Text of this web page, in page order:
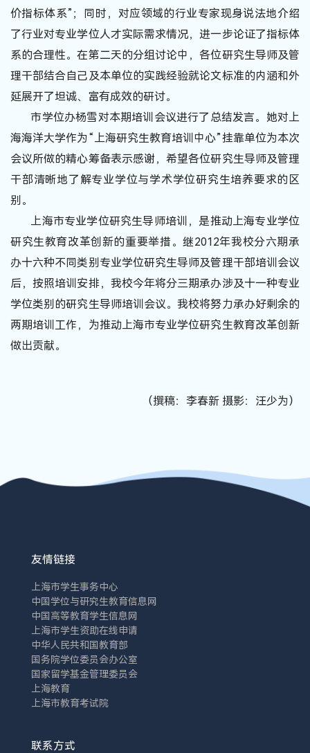
价指标体系”；同时，对应领域的行业专家现身说法地介绍
了行业对专业学位人才实际需求情况，进一步论证了指标体
系的合理性。在第二天的分组讨论中，各位研究生导师及管
理干部结合自己及本单位的实践经验就论文标准的内涵和外
延展开了坦诚、富有成效的研讨。
市学位办杨雪对本期培训会议进行了总结发言。她对上
海海洋大学作为“上海研究生教育培训中心”挂靠单位为本次
会议所做的精心筹备表示感谢，希望各位研究生导师及管理
干部清晰地了解专业学位与学术学位研究生培养要求的区
别。
上海市专业学位研究生导师培训，是推动上海专业学位
研究生教育改革创新的重要举措。继2012年我校分六期承
办十六种不同类别专业学位研究生导师及管理干部培训会议
后，按照培训安排，我校今年将分三期承办涉及十一种专业
学位类别的研究生导师培训会议。我校将努力承办好剩余的
两期培训工作，为推动上海市专业学位研究生教育改革创新
做出贡献。
（撰稿：李春新 摄影：汪少为）
友情链接
上海市学生事务中心
中国学位与研究生教育信息网
中国高等教育学生信息网
上海市学生资助在线申请
中华人民共和国教育部
国务院学位委员会办公室
国家留学基金管理委员会
上海教育
上海市教育考试院
联系方式